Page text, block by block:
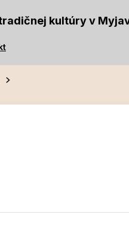
kultúry v